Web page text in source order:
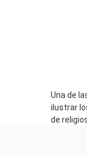
Una de
ilustrar
de